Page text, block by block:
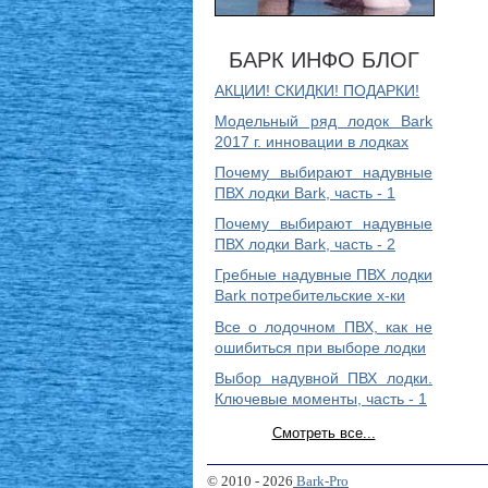
БАРК ИНФО БЛОГ
АКЦИИ! СКИДКИ! ПОДАРКИ!
Модельный ряд лодок Bark
2017 г. инновации в лодках
Почему выбирают надувные
ПВХ лодки Bark, часть - 1
Почему выбирают надувные
ПВХ лодки Bark, часть - 2
Гребные надувные ПВХ лодки
Bark потребительские х-ки
Все о лодочном ПВХ, как не
ошибиться при выборе лодки
Выбор надувной ПВХ лодки.
Ключевые моменты, часть - 1
Смотреть все...
© 2010 - 2026 Bark-Pro